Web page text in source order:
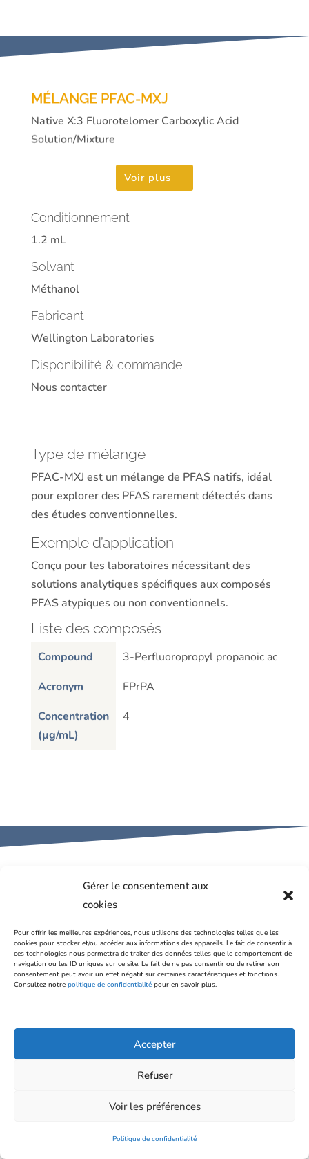
Gérer le consentement aux
cookies
Pour offrir les meilleures expériences, nous utilisons des technologies telles que les
cookies pour stocker et/ou accéder aux informations des appareils. Le fait de consentir à
ces technologies nous permettra de traiter des données telles que le comportement de
navigation ou les ID uniques sur ce site. Le fait de ne pas consentir ou de retirer son
consentement peut avoir un effet négatif sur certaines caractéristiques et fonctions.
Consultez notre politique de confidentialité pour en savoir plus.
Accepter
Refuser
Voir les préférences
Politique de confidentialité
MÉLANGE PFAC-MXJ
Native X:3 Fluorotelomer Carboxylic Acid
Solution/Mixture
Voir plus
Conditionnement
1.2 mL
Solvant
Méthanol
Fabricant
Wellington Laboratories
Disponibilité & commande
Nous contacter
Type de mélange
PFAC-MXJ est un mélange de PFAS natifs, idéal
pour explorer des PFAS rarement détectés dans
des études conventionnelles.
Exemple d’application
Conçu pour les laboratoires nécessitant des
solutions analytiques spécifiques aux composés
PFAS atypiques ou non conventionnels.
Liste des composés
Compound
Acronym
Concentration
(µg/mL)
3-Perfluoropropyl propanoic acid
FPrPA
4
MÉLANGE EU-5813-NSS
5813/20 PFAS Native Solution/Mixture
Voir plus
Conditionnement
Méthanol
Wellington Laboratories
Disponibilité & commande